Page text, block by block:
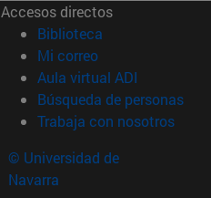
Accesos directos
Biblioteca (abre en nueva
Mi correo(abre en nueva
Aula virtual ADI (abre en
Búsqueda de personas
Trabaja con nosotros(abre
© Universidad de
Navarra